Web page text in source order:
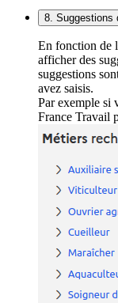
8. Suggestions
En fonction de
afficher des
suggestions
avez saisis.
Par exemple si
France Travail